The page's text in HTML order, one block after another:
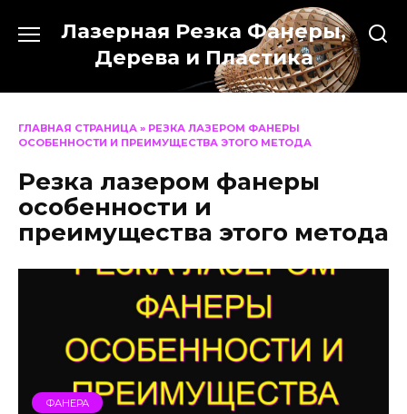
содержанию
Лазерная Резка Фанеры,
Дерева и Пластика
ГЛАВНАЯ СТРАНИЦА » РЕЗКА ЛАЗЕРОМ ФАНЕРЫ
ОСОБЕННОСТИ И ПРЕИМУЩЕСТВА ЭТОГО МЕТОДА
Резка лазером фанеры
особенности и
преимущества этого метода
ФАНЕРА